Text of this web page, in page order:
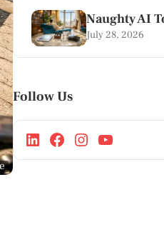
Naughty AI
July 28, 2026
Follow Us